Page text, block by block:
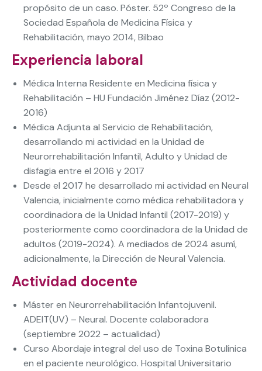
propósito de un caso. Póster. 52º Congreso de la
Sociedad Española de Medicina Física y
Rehabilitación, mayo 2014, Bilbao
Experiencia laboral
Médica Interna Residente en Medicina física y
Rehabilitación – HU Fundación Jiménez Díaz (2012-
2016)
Médica Adjunta al Servicio de Rehabilitación,
desarrollando mi actividad en la Unidad de
Neurorrehabilitación Infantil, Adulto y Unidad de
disfagia entre el 2016 y 2017
Desde el 2017 he desarrollado mi actividad en Neural
Valencia, inicialmente como médica rehabilitadora y
coordinadora de la Unidad Infantil (2017-2019) y
posteriormente como coordinadora de la Unidad de
adultos (2019-2024). A mediados de 2024 asumí,
adicionalmente, la Dirección de Neural Valencia.
Actividad docente
Máster en Neurorrehabilitación Infantojuvenil.
ADEIT(UV) – Neural. Docente colaboradora
(septiembre 2022 – actualidad)
Curso Abordaje integral del uso de Toxina Botulínica
en el paciente neurológico. Hospital Universitario